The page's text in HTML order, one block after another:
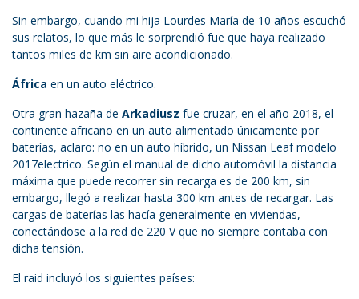
Sin embargo, cuando mi hija Lourdes María de 10 años escuchó
sus relatos, lo que más le sorprendió fue que haya realizado
tantos miles de km sin aire acondicionado.
África en un auto eléctrico.
Otra gran hazaña de Arkadiusz fue cruzar, en el año 2018, el
continente africano en un auto alimentado únicamente por
baterías, aclaro: no en un auto híbrido, un Nissan Leaf modelo
2017electrico. Según el manual de dicho automóvil la distancia
máxima que puede recorrer sin recarga es de 200 km, sin
embargo, llegó a realizar hasta 300 km antes de recargar. Las
cargas de baterías las hacía generalmente en viviendas,
conectándose a la red de 220 V que no siempre contaba con
dicha tensión.
El raid incluyó los siguientes países: